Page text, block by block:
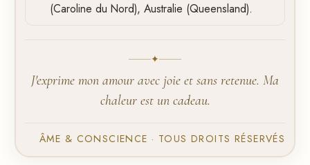
(Caroline du Nord), Australie (Queensland).
✦
J'exprime mon amour avec joie et sans retenue. Ma
chaleur est un cadeau.
ÂME & CONSCIENCE · TOUS DROITS RÉSERVÉS